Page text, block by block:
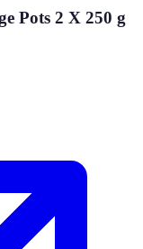
Pots 2 X 250 g